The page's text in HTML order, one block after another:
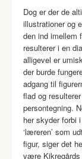
Dog er der de
illustrationer og
den ind imellem
resulterer i en
alligevel er
der burde
adgang til
flad og
persontegning.
her skyder forbi
‘læreren’ som
figur, siger det
være